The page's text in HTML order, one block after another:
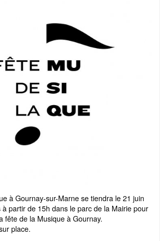
à Gournay-sur-Marne se tiendra le 21 juin
partir de 15h dans le parc de la Mairie pour
fête de la Musique à Gournay.
place.